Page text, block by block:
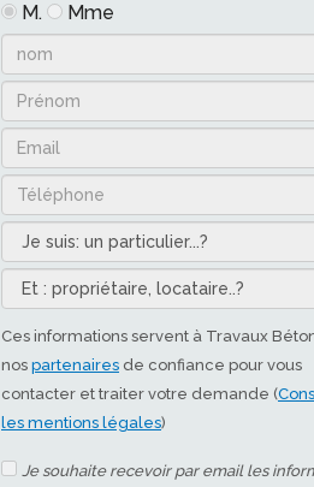
M. Mme
Ces informations servent à Travaux
nos partenaires de confiance pour vous
contacter et traiter votre demande (
les mentions légales)
Je souhaite recevoir par email les